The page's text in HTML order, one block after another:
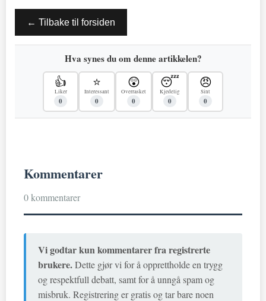
← Tilbake til forsiden
Hva synes du om denne artikkelen?
👍
Liker
0
⭐
Interessant
0
😲
Overrasket
0
😴
Kjedelig
0
😠
Sint
0
Kommentarer
0 kommentarer
Vi godtar kun kommentarer fra registrerte
brukere.Dette gjør vi for å opprettholde en trygg
og respektfull debatt, samt for å unngå spam og
misbruk. Registrering er gratis og tar bare noen